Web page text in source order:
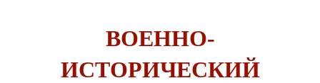
ВОЕННО-
ИСТОРИЧЕСКИЙ